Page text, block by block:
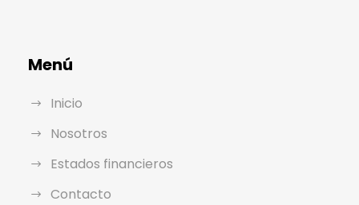
Menú
Inicio
Nosotros
Estados financieros
Contacto